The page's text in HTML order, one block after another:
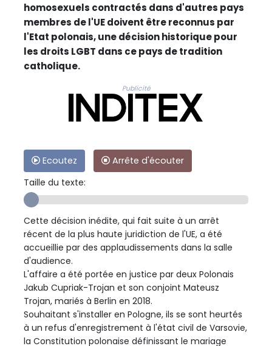
homosexuels contractés dans d'autres pays
membres de l'UE doivent être reconnus par
l'Etat polonais, une décision historique pour
les droits LGBT dans ce pays de tradition
catholique.
Publicité
Ecoutez
Arrête d'écouter
Taille du texte:
Cette décision inédite, qui fait suite à un arrêt
récent de la plus haute juridiction de l'UE, a été
accueillie par des applaudissements dans la salle
d'audience.
L'affaire a été portée en justice par deux Polonais
Jakub Cupriak-Trojan et son conjoint Mateusz
Trojan, mariés à Berlin en 2018.
Souhaitant s'installer en Pologne, ils se sont heurtés
à un refus d'enregistrement à l'état civil de Varsovie,
la Constitution polonaise définissant le mariage